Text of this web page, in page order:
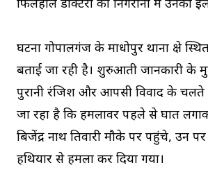
फिलहाल डॉक्टरों की निगरानी में उनका
घटना गोपालगंज के माधोपुर थाना क्षेत्र
बताई जा रही है। शुरुआती जानकारी के
पुरानी रंजिश और आपसी विवाद के चलते
जा रहा है कि हमलावर पहले से घात
बिजेंद्र नाथ तिवारी मौके पर पहुंचे, उन
हथियार से हमला कर दिया गया।